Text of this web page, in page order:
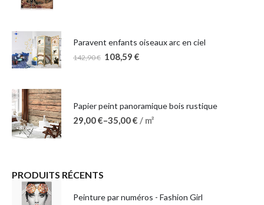
Paravent enfants oiseaux arc en ciel
142,90€ 108,59 €
Papier peint panoramique bois rustique
29,00€–35,00€ / m²
PRODUITS RÉCENTS
Peinture par numéros - Fashion Girl